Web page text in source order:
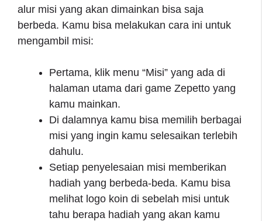
alur misi yang akan dimainkan bisa saja
berbeda. Kamu bisa melakukan cara ini untuk
mengambil misi:
Pertama, klik menu “Misi” yang ada di
halaman utama dari game Zepetto yang
kamu mainkan.
Di dalamnya kamu bisa memilih berbagai
misi yang ingin kamu selesaikan terlebih
dahulu.
Setiap penyelesaian misi memberikan
hadiah yang berbeda-beda. Kamu bisa
melihat logo koin di sebelah misi untuk
tahu berapa hadiah yang akan kamu